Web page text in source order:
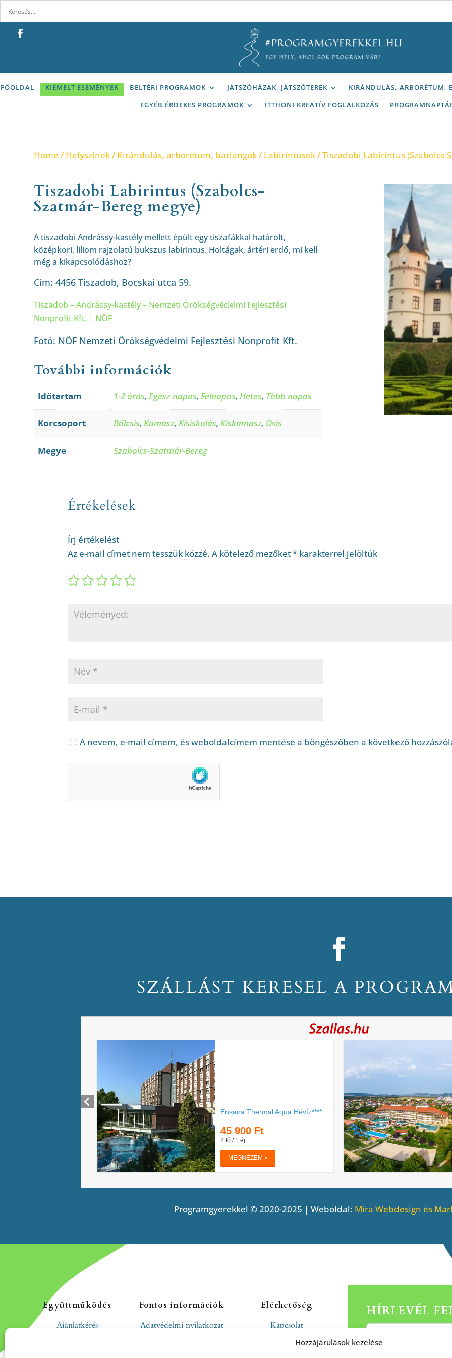
Hozzájárulások kezelése
FŐOLDAL KIEMELT ESEMÉNYEK BELTÉRI PROGRAMOK JÁTSZÓHÁZAK, JÁTSZÓTEREK KIRÁNDULÁS, ARBORÉTUM,
EGYÉB ÉRDEKES PROGRAMOK
ITTHONI KREATÍV FOGLALKOZÁS
Home /Helyszínek/Kirándulás, arborétum, barlangok/Labirintusok/ Tiszadobi Labirintus (Szabolcs-
Tiszadobi Labirintus (Szabolcs-
Szatmár-Bereg megye)
A tiszadobi Andrássy-kastély mellett épült egy tiszafákkal határolt,
középkori, liliom rajzolatú bukszus labirintus. Holtágak, ártéri erdő, mi kell
még a kikapcsolódáshoz?
Cím: 4456 Tiszadob, Bocskai utca 59.
Tiszadob – Andrássy-kastély – Nemzeti Örökségvédelmi Fejlesztési
Nonprofit Kft. | NÖF
Fotó: NÖF Nemzeti Örökségvédelmi Fejlesztési Nonprofit Kft.
További információk
Időtartam 1-2 órás,Egész napos,Félnapos,Hetes, Több napos
Korcsoport Bölcsis,Kamasz,Kisiskolás,Kiskamasz, Ovis
Megye Szabolcs-Szatmár-Bereg
Értékelések
Írj értékelést
Az e-mail címet nem tesszük közzé. A kötelező mezőket* karakterrel jelöltük
A nevem, e-mail címem, és weboldalcímem mentése a böngészőben a következő
SZÁLLÁST KERESEL A
Programgyerekkel © 2020-2025 | Weboldal: Mira Webdesign és
Együttműködés
Ajánlatkérés
Fontos információk
Adatvédelmi nyilatkozat
Elérhetőség
Kapcsolat
Rólunk
HÍRLEVÉL